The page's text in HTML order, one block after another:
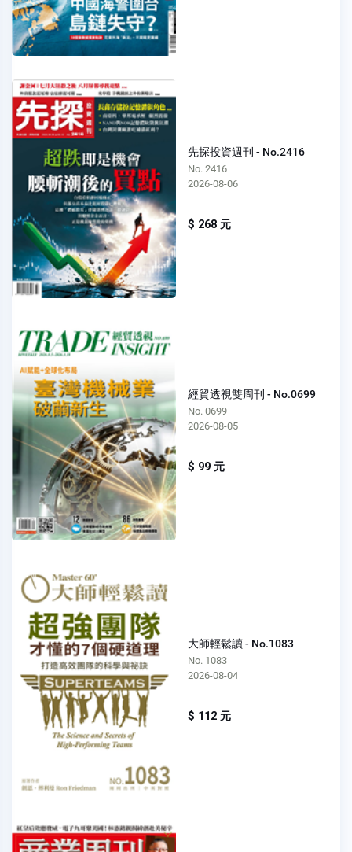
先探投資週刊 - No.2416
No. 2416
2026-08-06
$ 268 元
經貿透視雙周刊 - No.0699
No. 0699
2026-08-05
$ 99 元
大師輕鬆讀 - No.1083
No. 1083
2026-08-04
$ 112 元